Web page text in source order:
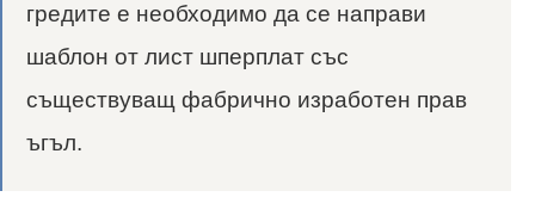
гредите е необходимо да се направи
шаблон от лист шперплат със
съществуващ фабрично изработен прав
ъгъл.